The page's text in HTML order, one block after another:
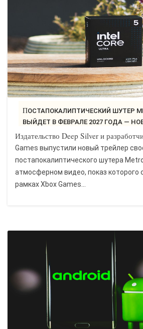
ПОСТАПОКАЛИПТИЧЕСКИЙ ШУТЕР METRO 2039
ВЫЙДЕТ В ФЕВРАЛЕ 2027 ГОДА —
Издательство Deep Silver и
Games выпустили новый трейлер
постапокалиптического шутера
атмосферном видео, показ которого
рамках Xbox Games...